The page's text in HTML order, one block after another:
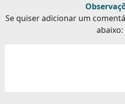
Se quiser adicionar um
abaixo: